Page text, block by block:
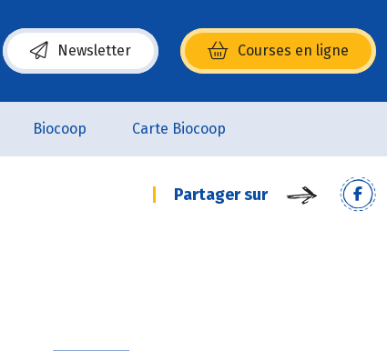
Newsletter Courses en ligne
(s’ouvre dans une nouvelle fenêtre)
Biocoop Carte Biocoop
Partager sur